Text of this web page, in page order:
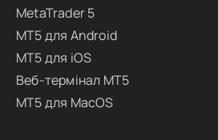
MetaTrader 5
MT5 для Android
MT5 для iOS
Веб-термінал MT5
MT5 для MacOS